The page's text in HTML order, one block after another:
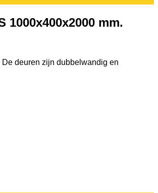
mm.
deuren zijn dubbelwandig en